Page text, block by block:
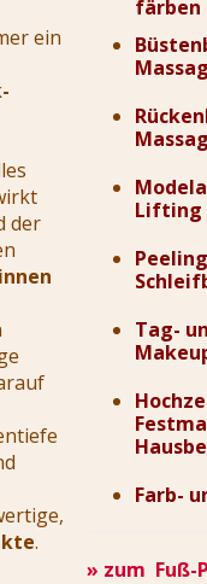
ein
der
.
färben
Lifting
Tag-
Farb-
» zum Fuß-